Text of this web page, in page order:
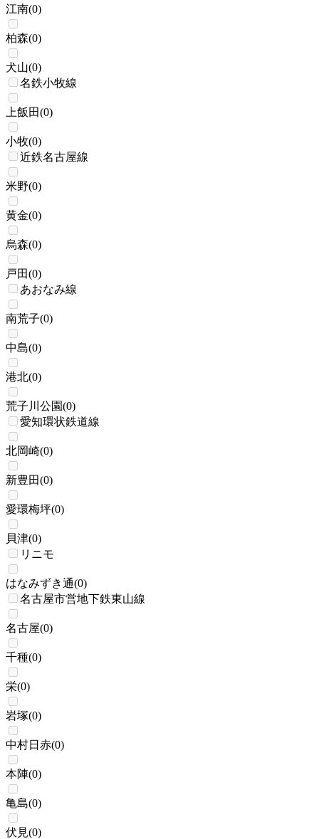
江南(0)
柏森(0)
犬山(0)
名鉄小牧線
上飯田(0)
小牧(0)
近鉄名古屋線
米野(0)
黄金(0)
烏森(0)
戸田(0)
あおなみ線
南荒子(0)
中島(0)
港北(0)
荒子川公園(0)
愛知環状鉄道線
北岡崎(0)
新豊田(0)
愛環梅坪(0)
貝津(0)
リニモ
はなみずき通(0)
名古屋市営地下鉄東山線
名古屋(0)
千種(0)
栄(0)
岩塚(0)
中村日赤(0)
本陣(0)
亀島(0)
伏見(0)